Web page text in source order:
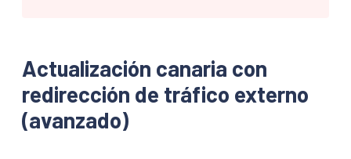
Actualización canaria con
redirección de tráfico externo
(avanzado)